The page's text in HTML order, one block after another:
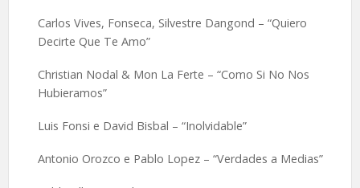
Carlos Vives, Fonseca, Silvestre Dangond – “Quiero
Decirte Que Te Amo”
Christian Nodal & Mon La Ferte – “Como Si No Nos
Hubieramos”
Luis Fonsi e David Bisbal – “Inolvidable”
Antonio Orozco e Pablo Lopez – “Verdades a Medias”